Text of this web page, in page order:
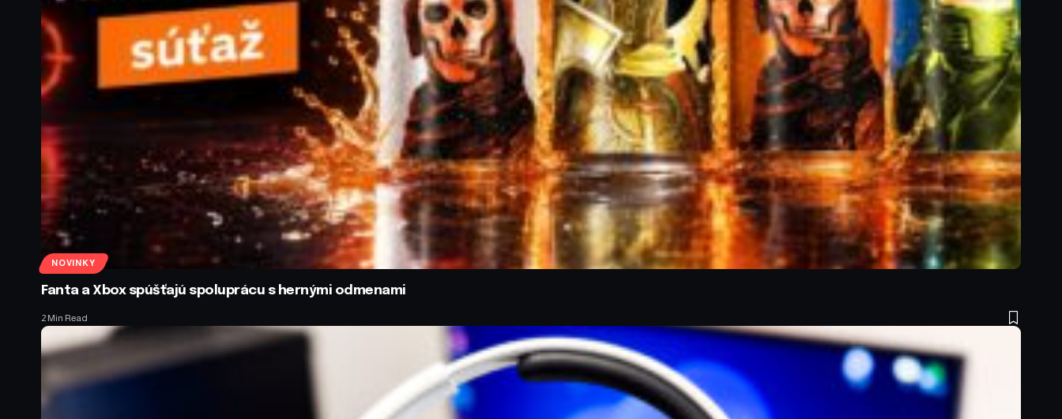
NOVINKY
Fanta a Xbox spúšťajú spoluprácu s hernými odmenami
2 Min Read